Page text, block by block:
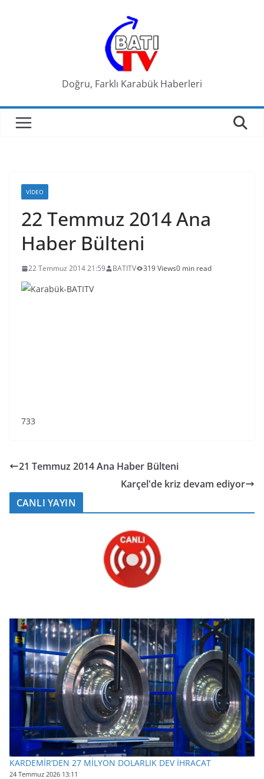
Doğru, Farklı Karabük Haberleri
VIDEO
22 Temmuz 2014 Ana
Haber Bülteni
22 Temmuz 2014 21:59 BATITV 319 Views0 min read
733
21 Temmuz 2014 Ana Haber Bülteni
Karçel'de kriz devam ediyor
CANLI YAYIN
KARDEMİR’DEN 27 MİLYON DOLARLIK DEV İHRACAT
24 Temmuz 2026 13:11